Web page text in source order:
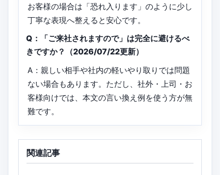
お客様の場合は「恐れ入ります」のように少し
丁寧な表現へ整えると安心です。
Q：「ご来社されますので」は完全に避けるべ
きですか？（2026/07/22更新）
A：親しい相手や社内の軽いやり取りでは問題
ない場合もあります。ただし、社外・上司・お
客様向けでは、本文の言い換え例を使う方が無
難です。
関連記事